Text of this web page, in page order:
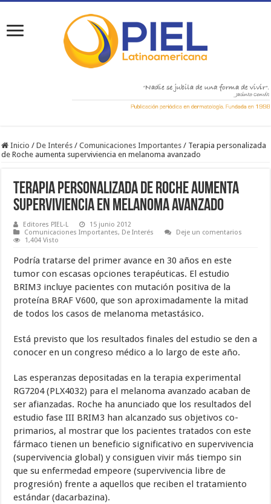
Inicio / De Interés / Comunicaciones Importantes / Terapia personalizada
de Roche aumenta superviviencia en melanoma avanzado
Terapia personalizada de Roche aumenta
superviviencia en melanoma avanzado
Editores PIEL-L
15 junio 2012
Comunicaciones Importantes, De Interés
Deje un comentarios
1,404 Visto
Podría tratarse del primer avance en 30 años en este
tumor con escasas opciones terapéuticas. El estudio
BRIM3 incluye pacientes con mutación positiva de la
proteína BRAF V600, que son aproximadamente la mitad
de todos los casos de melanoma metastásico.
Está previsto que los resultados finales del estudio se den a
conocer en un congreso médico a lo largo de este año.
Las esperanzas depositadas en la terapia experimental
RG7204 (PLX4032) para el melanoma avanzado acaban de
ser afianzadas. Roche ha anunciado que los resultados del
estudio fase III BRIM3 han alcanzado sus objetivos co-
primarios, al mostrar que los pacientes tratados con este
fármaco tienen un beneficio significativo en supervivencia
(supervivencia global) y consiguen vivir más tiempo sin
que su enfermedad empeore (supervivencia libre de
progresión) frente a aquellos que reciben el tratamiento
estándar (dacarbazina).